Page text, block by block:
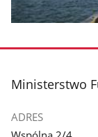
zdjęcie
galerii.
stopka
Ministerstwo
ADRES